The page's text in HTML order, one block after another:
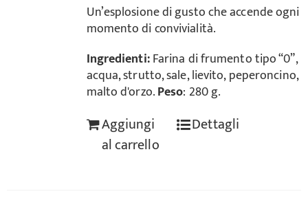
Un’esplosione di gusto che accende ogni
momento di convivialità.
Ingredienti:Farina di frumento tipo “0”,
acqua, strutto, sale, lievito, peperoncino,
malto d'orzo.Peso: 280 g.
Aggiungi
al carrello
Dettagli